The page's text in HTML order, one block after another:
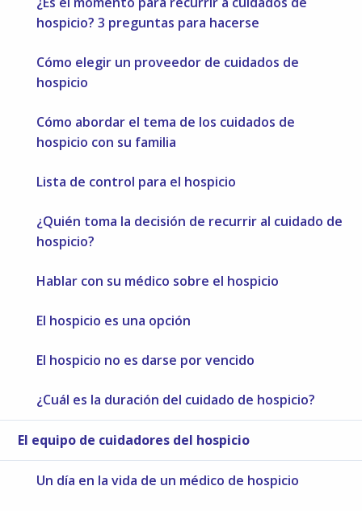
hospicio? 3 preguntas para hacerse
Cómo elegir un proveedor de cuidados de
hospicio
Cómo abordar el tema de los cuidados de
hospicio con su familia
Lista de control para el hospicio
¿Quién toma la decisión de recurrir al cuidado de
hospicio?
Hablar con su médico sobre el hospicio
El hospicio es una opción
El hospicio no es darse por vencido
¿Cuál es la duración del cuidado de hospicio?​​​​​​​
El equipo de cuidadores del hospicio
Un día en la vida de un médico de hospicio